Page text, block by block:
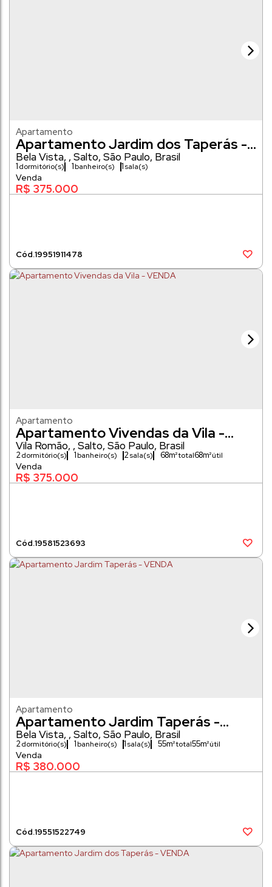
Apartamento Jardim dos Taperás -
VENDA
Apartamento
R$ 375.000
19951911478
Bela Vista , Salto, São Paulo, Brasil
1dormitório(s) 1banheiro(s) 1sala(s)
Apartamento Vivendas da Vila -
VENDA
Apartamento
R$ 375.000
19581523693
Vila Romão , Salto, São Paulo, Brasil
2dormitório(s) 1banheiro(s) 2sala(s) 68m² 68m²
Apartamento Jardim Taperás -
VENDA
Apartamento
R$ 380.000
19551522749
Bela Vista , Salto, São Paulo, Brasil
2dormitório(s) 1banheiro(s) 1sala(s) 55m² 55m²